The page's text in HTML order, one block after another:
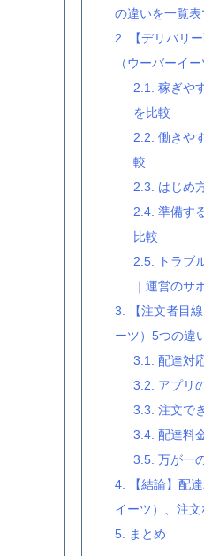
の違いを一覧
2.
【デリバリ
（ウーバーイ
2.1.
稼ぎや
を比較
2.2. 働きや
較
2.3.
はじめ
2.4. 準備す
比較
2.5.
トラブ
｜運営のサ
3.
【注文者目
ーツ）5つの違
3.1.
配達対
3.2.
アプリ
3.3. 注文で
3.4. 配達料
3.5. 万が一
4.
【結論】配
イーツ）、注
5.
まとめ